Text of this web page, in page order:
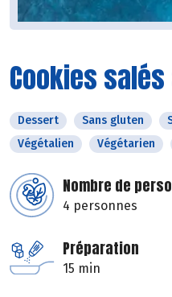
Cookies
Dessert Sans gluten
Végétalien
Végétarien
Nombre de
4 personnes
Préparation
15 min